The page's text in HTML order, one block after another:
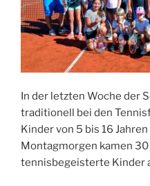
In der letzten Woche der
traditionell bei den
Kinder von 5 bis 16
Montagmorgen kamen
tennisbegeisterte Kinder